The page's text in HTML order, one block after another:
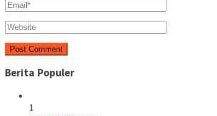
Berita Populer
1